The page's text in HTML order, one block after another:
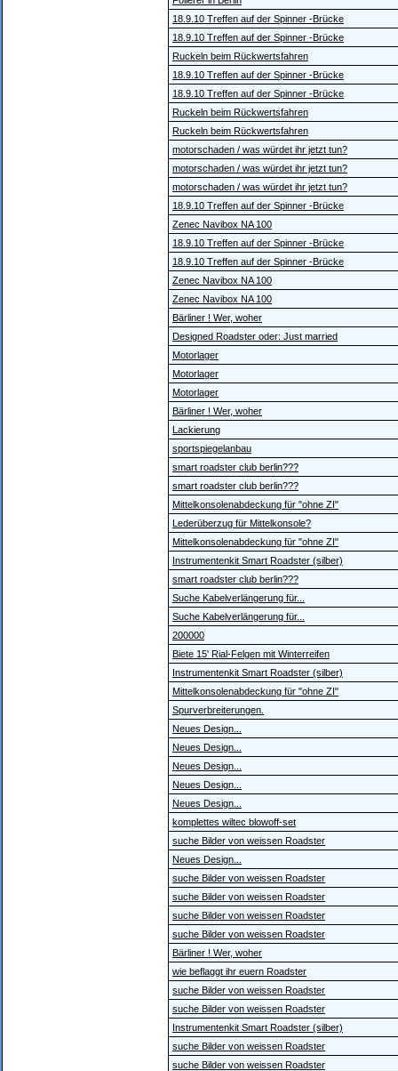
18.9.10 Treffen auf der Spinner -Brücke
18.9.10 Treffen auf der Spinner -Brücke
Ruckeln beim Rückwertsfahren
18.9.10 Treffen auf der Spinner -Brücke
18.9.10 Treffen auf der Spinner -Brücke
Ruckeln beim Rückwertsfahren
Ruckeln beim Rückwertsfahren
motorschaden / was würdet ihr jetzt tun?
motorschaden / was würdet ihr jetzt tun?
motorschaden / was würdet ihr jetzt tun?
18.9.10 Treffen auf der Spinner -Brücke
Zenec Navibox NA 100
18.9.10 Treffen auf der Spinner -Brücke
18.9.10 Treffen auf der Spinner -Brücke
Zenec Navibox NA 100
Zenec Navibox NA 100
Bärliner ! Wer, woher
Designed Roadster oder: Just married
Motorlager
Motorlager
Motorlager
Bärliner ! Wer, woher
Lackierung
sportspiegelanbau
smart roadster club berlin???
smart roadster club berlin???
Mittelkonsolenabdeckung für "ohne ZI"
Lederüberzug für Mittelkonsole?
Mittelkonsolenabdeckung für "ohne ZI"
Instrumentenkit Smart Roadster (silber)
smart roadster club berlin???
Suche Kabelverlängerung für...
Suche Kabelverlängerung für...
200000
Biete 15' Rial-Felgen mit Winterreifen
Instrumentenkit Smart Roadster (silber)
Mittelkonsolenabdeckung für "ohne ZI"
Spurverbreiterungen.
Neues Design...
Neues Design...
Neues Design...
Neues Design...
Neues Design...
komplettes wiltec blowoff-set
suche Bilder von weissen Roadster
Neues Design...
suche Bilder von weissen Roadster
suche Bilder von weissen Roadster
suche Bilder von weissen Roadster
suche Bilder von weissen Roadster
Bärliner ! Wer, woher
wie beflaggt ihr euern Roadster
suche Bilder von weissen Roadster
suche Bilder von weissen Roadster
Instrumentenkit Smart Roadster (silber)
suche Bilder von weissen Roadster
suche Bilder von weissen Roadster